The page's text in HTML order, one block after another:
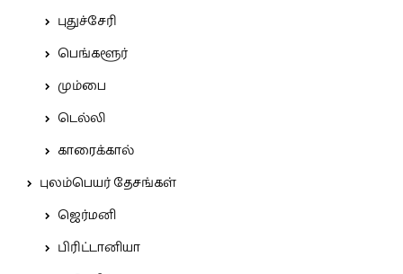
புதுச்சேரி
பெங்களூர்
மும்பை
டெல்லி
காரைக்கால்
புலம்பெயர் தேசங்கள்
ஜெர்மனி
பிரிட்டானியா